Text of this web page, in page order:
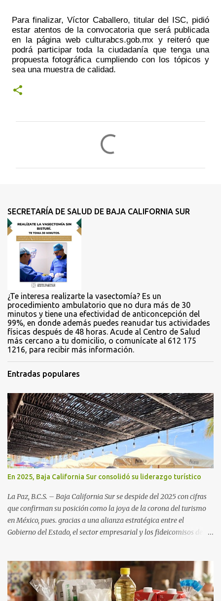
Para finalizar, Víctor Caballero, titular del ISC, pidió
estar atentos de la convocatoria que será publicada
en la página web culturabcs.gob.mx y reiteró que
podrá participar toda la ciudadanía que tenga una
propuesta fotográfica cumpliendo con los tópicos y
sea una muestra de calidad.
t
a
r
o
SECRETARÍA DE SALUD DE BAJA CALIFORNIA SUR
¿Te interesa realizarte la vasectomía? Es un
procedimiento ambulatorio que no dura más de 30
minutos y tiene una efectividad de anticoncepción del
99%, en donde además puedes reanudar tus actividades
físicas después de 48 horas. Acude al Centro de Salud
más cercano a tu domicilio, o comunícate al 612 175
1216, para recibir más información.
Entradas populares
En 2025, Baja California Sur consolidó su liderazgo turístico
La Paz, B.C.S. – Baja California Sur se despide del 2025 con cifras
que confirman su posición como la joya de la corona del turismo
en México, pues. gracias a una alianza estratégica entre el
Gobierno del Estado, el sector empresarial y los fideicomisos de
una derrama económica sin precedentes. Las proyecciones para
este periodo vacacional son optimistas, con un promedio estatal
que supera el 70% . Sin embargo, la sorpresa del año la ha dado el